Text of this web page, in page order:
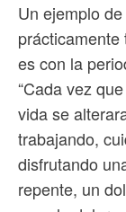
Un ejemplo
es con la
“Cada vez
vida se
trabajando,
disfrutando
repente, un